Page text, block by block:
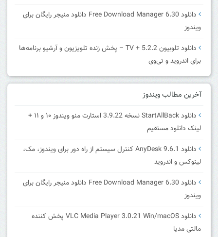
دانلود Free Download Manager 6.30 دانلود منیجر رایگان برای
ویندوز
دانلود تلوبیون 5.2.2 + TV – پخش زنده تلویزیون و آرشیو برنامه‌ها
برای اندروید و تی‌وی
آخرین مطالب ویندوز
دانلود StartAllBack نسخه 3.9.22 استارت منو ویندوز ۱۰ و ۱۱ +
لینک دانلود مستقیم
دانلود AnyDesk 9.6.1 کنترل سیستم از راه دور برای ویندوز، مک،
لینوکس و اندروید
دانلود Free Download Manager 6.30 دانلود منیجر رایگان برای
ویندوز
دانلود VLC Media Player 3.0.21 Win/macOS پخش کننده
مالتی مدیا